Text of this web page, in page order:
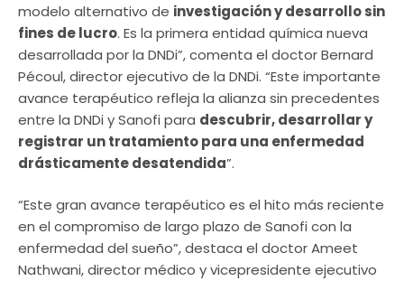
modelo alternativo de investigación y desarrollo sin
fines de lucro. Es la primera entidad química nueva
desarrollada por la DNDi”, comenta el doctor Bernard
Pécoul, director ejecutivo de la DNDi. “Este importante
avance terapéutico refleja la alianza sin precedentes
entre la DNDi y Sanofi para descubrir, desarrollar y
registrar un tratamiento para una enfermedad
drásticamente desatendida”.
“Este gran avance terapéutico es el hito más reciente
en el compromiso de largo plazo de Sanofi con la
enfermedad del sueño”, destaca el doctor Ameet
Nathwani, director médico y vicepresidente ejecutivo